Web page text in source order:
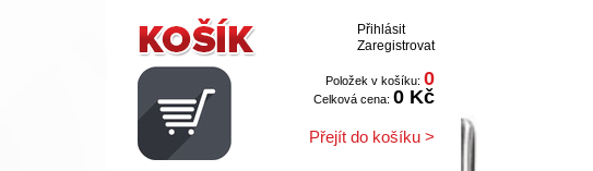
Přihlásit
Zaregistrovat
Položek v košíku: 0
Celková cena: 0 Kč
Přejít do košíku >